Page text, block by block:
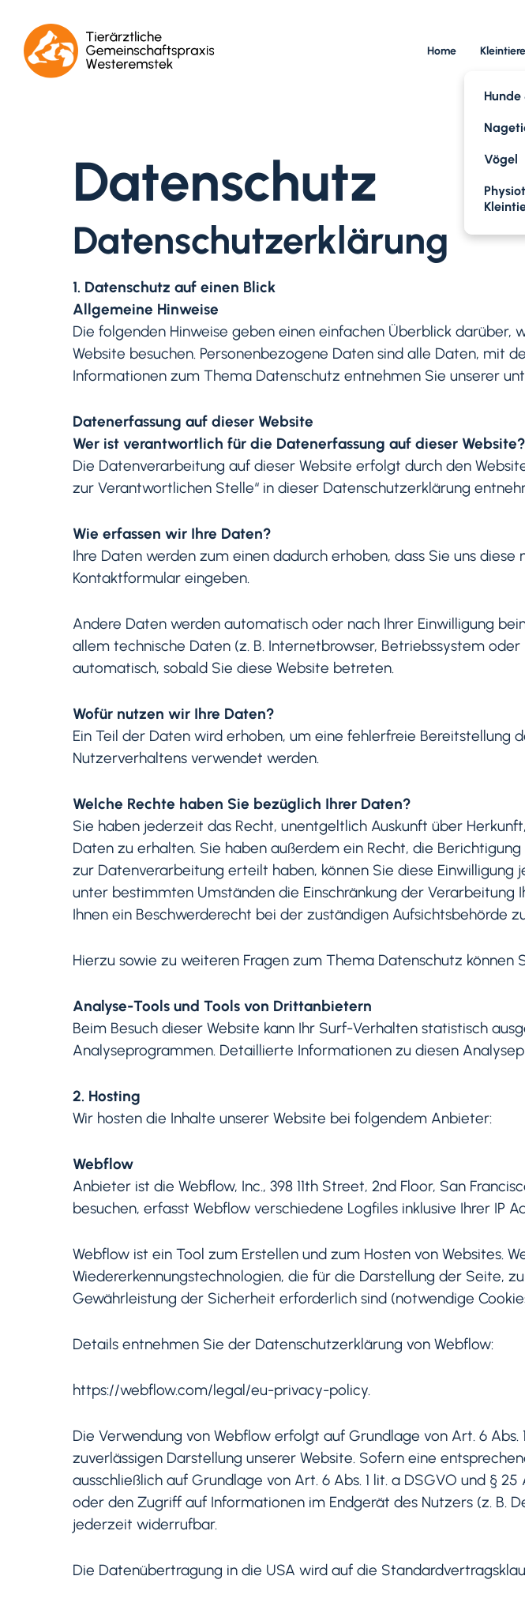
Home
Hunde
Vögel
Kleintiere
Datenschutz
Datenschutzerklärung
1. Datenschutz auf einen Blick
Allgemeine Hinweise
Die folgenden Hinweise geben einen einfachen Überblick
Website besuchen. Personenbezogene Daten sind alle Daten, mit
Informationen zum Thema Datenschutz entnehmen Sie unserer
Datenerfassung auf dieser Website
Wer ist verantwortlich für die Datenerfassung auf dieser Website?
Die Datenverarbeitung auf dieser Website erfolgt durch den
zur Verantwortlichen Stelle“ in dieser Datenschutzerklärung
Wie erfassen wir Ihre Daten?
Ihre Daten werden zum einen dadurch erhoben, dass Sie uns
Kontaktformular eingeben.
Andere Daten werden automatisch oder nach Ihrer Einwilligung
allem technische Daten (z. B. Internetbrowser, Betriebssystem
automatisch, sobald Sie diese Website betreten.
Wofür nutzen wir Ihre Daten?
Ein Teil der Daten wird erhoben, um eine fehlerfreie Bereitstellung
Nutzerverhaltens verwendet werden.
Welche Rechte haben Sie bezüglich Ihrer Daten?
Sie haben jederzeit das Recht, unentgeltlich Auskunft über
Daten zu erhalten. Sie haben außerdem ein Recht, die
zur Datenverarbeitung erteilt haben, können Sie diese
unter bestimmten Umständen die Einschränkung der
Ihnen ein Beschwerderecht bei der zuständigen Aufsichtsbehörde
Hierzu sowie zu weiteren Fragen zum Thema Datenschutz können
Analyse-Tools und Tools von Drittanbietern
Beim Besuch dieser Website kann Ihr Surf-Verhalten statistisch
Analyseprogrammen. Detaillierte Informationen zu diesen
2. Hosting
Wir hosten die Inhalte unserer Website bei folgendem Anbieter:
Webflow
Anbieter ist die Webflow, Inc., 398 11th Street, 2nd Floor, San
besuchen, erfasst Webflow verschiedene Logfiles inklusive Ihrer IP
Webflow ist ein Tool zum Erstellen und zum Hosten von Websites.
Wiedererkennungstechnologien, die für die Darstellung der Seite,
Gewährleistung der Sicherheit erforderlich sind (notwendige
Details entnehmen Sie der Datenschutzerklärung von Webflow:
https://webflow.com/legal/eu-privacy-policy.
Die Verwendung von Webflow erfolgt auf Grundlage von Art. 6
zuverlässigen Darstellung unserer Website. Sofern eine
ausschließlich auf Grundlage von Art. 6 Abs. 1 lit. a DSGVO und §
oder den Zugriff auf Informationen im Endgerät des Nutzers (z. B.
jederzeit widerrufbar.
Die Datenübertragung in die USA wird auf die